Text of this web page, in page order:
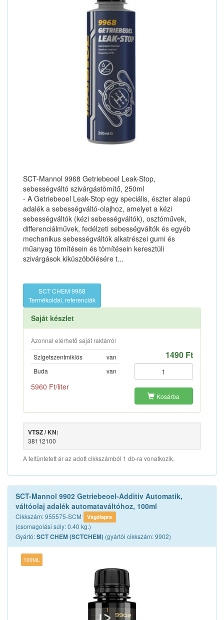
SCT-Mannol 9968 Getriebeoel Leak-Stop,
sebességváltó szivárgástömítő, 250ml
- A Getriebeoel Leak-Stop egy speciális, észter alapú
adalék a sebességváltó-olajhoz, amelyet a kézi
sebességváltók (kézi sebességváltók), osztóművek,
differenciálművek, fedélzeti sebességváltók és egyéb
mechanikus sebességváltók alkatrészei gumi és
műanyag tömítésein és tömítésein keresztüli
szivárgások kiküszöbölésére t...
SCT CHEM 9968
Termékoldal, referenciák
Saját készlet
Azonnal elérhető saját raktárról
Szigetszentmiklós
van
Buda
van
5960 Ft/liter
1490 Ft
Kosárba
VTSZ / KN:
38112100
A feltüntetett ár az adott cikkszámból 1 db-ra vonatkozik.
SCT-Mannol 9902 Getriebeoel-Additiv Automatik,
váltóolaj adalék automataváltóhoz, 100ml
Cikkszám: 955575-SCM Vágólapra
(csomagolási súly: 0.40 kg.)
Gyártó:SCT CHEM (SCTCHEM) (gyártói cikkszám: 9902)
100ML